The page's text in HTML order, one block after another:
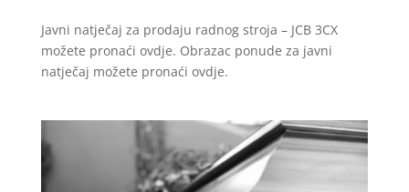
Javni natječaj za prodaju radnog stroja – JCB 3CX
možete pronaći ovdje. Obrazac ponude za javni
natječaj možete pronaći ovdje.